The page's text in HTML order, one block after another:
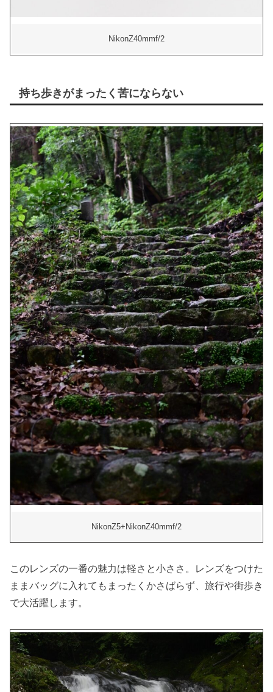
NikonZ40mmf/2
持ち歩きがまったく苦にならない
NikonZ5+NikonZ40mmf/2
このレンズの一番の魅力は軽さと小ささ。レンズをつけた
ままバッグに入れてもまったくかさばらず、旅行や街歩き
で大活躍します。